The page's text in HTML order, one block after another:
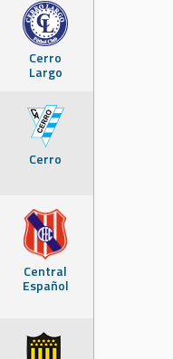
Cerro
Largo
Cerro
Central
Español